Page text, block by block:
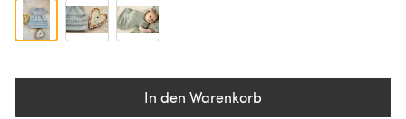
In den Warenkorb